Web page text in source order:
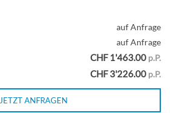
auf Anfrage
auf Anfrage
CHF 1'463.00 p.P.
CHF 3'226.00 p.P.
JETZT ANFRAGEN